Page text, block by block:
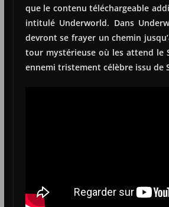
que le contenu téléchargeable
intitulé Underworld. Dans
devront se frayer un chemin
tour mystérieuse où les attend le
ennemi tristement célèbre issu de